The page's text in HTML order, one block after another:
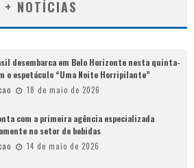
+ NOTÍCIAS
desembarca em Belo Horizonte nesta quinta-
o espetáculo “Uma Noite Horripilante”
18 de maio de 2026
com a primeira agência especializada
no setor de bebidas
14 de maio de 2026